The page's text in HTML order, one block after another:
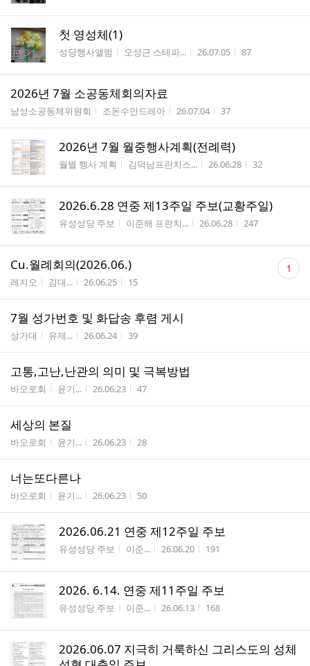
첫 영성체(1)
게시판명
성당행사앨범 작성자
오성근 스테파... 작성시간
26.07.05 조회수
87
2026년 7월 소공동체회의자료
게시판명
남성소공동체위원회 작성자
조돈수안드레아 작성시간
26.07.04 조회수
37
2026년 7월 월중행사계획(전례력)
게시판명
월별 행사 계획 작성자
김덕남프란치스... 작성시간
26.06.28 조회수
32
2026.6.28 연중 제13주일 주보(교황주일)
게시판명
유성성당 주보 작성자
이준해 프란치... 작성시간
26.06.28 조회수
247
Cu.월례회의(2026.06.)
게시판명
레지오 작성자
김대... 작성시간
26.06.25 조회수
15
댓
글 1
7월 성가번호 및 화답송 후렴 게시
게시판명
성가대 작성자
유제... 작성시간
26.06.24 조회수
39
고통,고난,난관의 의미 및 극복방법
게시판명
바오로회 작성자
윤기... 작성시간
26.06.23 조회수
47
세상의 본질
게시판명
바오로회 작성자
윤기... 작성시간
26.06.23 조회수
28
너는또다른나
게시판명
바오로회 작성자
윤기... 작성시간
26.06.23 조회수
50
2026.06.21 연중 제12주일 주보
게시판명
유성성당 주보 작성자
이준... 작성시간
26.06.20 조회수
191
2026. 6.14. 연중 제11주일 주보
게시판명
유성성당 주보 작성자
이준... 작성시간
26.06.13 조회수
168
2026.06.07 지극히 거룩하신 그리스도의 성체